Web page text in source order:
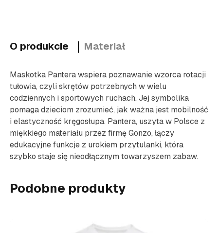
O produkcie Materiał
Maskotka Pantera wspiera poznawanie wzorca rotacji
tułowia, czyli skrętów potrzebnych w wielu
codziennych i sportowych ruchach. Jej symbolika
pomaga dzieciom zrozumieć, jak ważna jest mobilność
i elastyczność kręgosłupa. Pantera, uszyta w Polsce z
miękkiego materiału przez firmę Gonzo, łączy
edukacyjne funkcje z urokiem przytulanki, która
szybko staje się nieodłącznym towarzyszem zabaw.
Podobne produkty